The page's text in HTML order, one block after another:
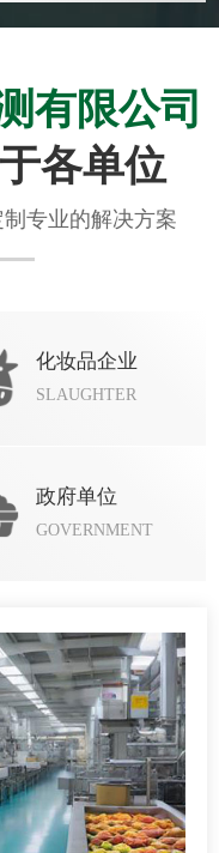
有限公司
各单位
专业的解决方案
化妆品企业
SLAUGHTER
政府单位
GOVERNMENT